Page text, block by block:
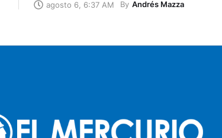
agosto 6, 6:37 AM By Andrés Mazza